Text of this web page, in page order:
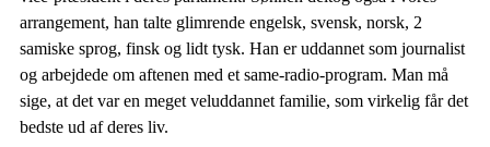
arrangement, han talte glimrende engelsk, svensk, norsk, 2
samiske sprog, finsk og lidt tysk. Han er uddannet som journalist
og arbejdede om aftenen med et same-radio-program. Man må
sige, at det var en meget veluddannet familie, som virkelig får det
bedste ud af deres liv.